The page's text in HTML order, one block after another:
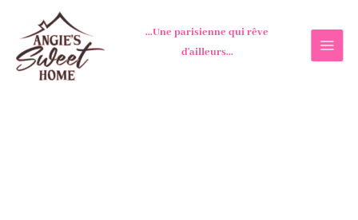
contenu
...Une parisienne qui rêve
d'ailleurs...